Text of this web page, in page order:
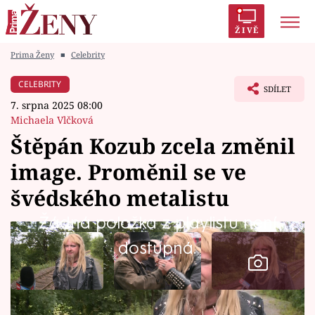
ŽIVĚ
Módní alarm
Témata
Celebrity
Vztahy
Seriály
Prima Ženy ■ Celebrity
CELEBRITY
7. srpna 2025 08:00
Michaela Vlčková
SDÍLET
Štěpán Kozub zcela změnil
image. Proměnil se ve
švédského metalistu
Žádná položka z playlistu není
dostupná.